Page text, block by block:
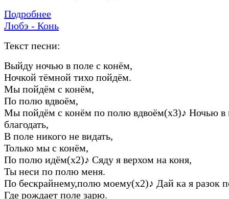
Подробнее
Любэ - Конь
Текст песни:
Выйду ночью в поле с конём,
Ночкой тёмной тихо пойдём.
Мы пойдём с конём,
По полю вдвоём,
Мы пойдём с конём по полю вдвоём(х3)♪ Ночью в
благодать,
В поле никого не видать,
Только мы с конём,
По полю идём(х2)♪ Сяду я верхом на коня,
Ты неси по полю меня.
По бескрайнему,полю моему(х2)♪ Дай ка я разок
Где рождает поле зарю.